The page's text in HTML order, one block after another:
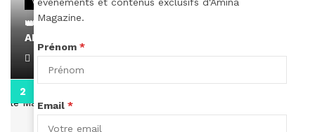
👑 Remerciements à Ayden pour son message sur
AMINA, le Magazine de la Femme
April 1, 2022
Magazine.
Prénom *
Email *